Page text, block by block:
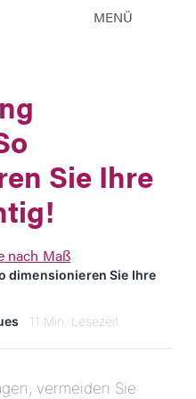
MENÜ
Sie Ihre
nach Maß
dimensionieren Sie Ihre
· 11 Min. Lesezeit
vermeiden Sie